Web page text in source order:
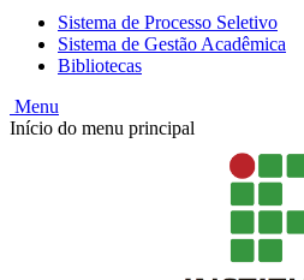
Sistema de Processo Seletivo
Sistema de Gestão Acadêmica
Bibliotecas
Menu
Início do menu principal